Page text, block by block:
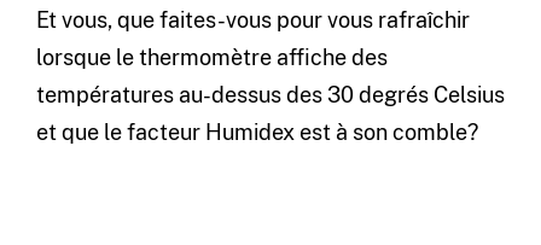
Et vous, que faites-vous pour vous rafraîchir
lorsque le thermomètre affiche des
températures au-dessus des 30 degrés Celsius
et que le facteur Humidex est à son comble?